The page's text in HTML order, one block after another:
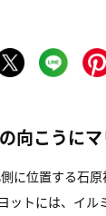
向こうにマ
に位置する石
ットには、イル